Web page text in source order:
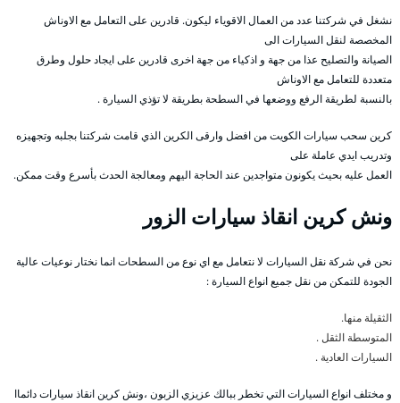
نشغل في شركتنا عدد من العمال الاقوياء ليكون. قادرين على التعامل مع الاوناش
المخصصة لنقل السيارات الى
الصيانة والتصليح عذا من جهة و اذكياء من جهة اخرى قادرين على ايجاد حلول وطرق
متعددة للتعامل مع الاوناش
بالنسبة لطريقة الرفع ووضعها في السطحة بطريقة لا تؤذي السيارة .
كرين سحب سيارات الكويت من افضل وارقى الكرين الذي قامت شركتنا بجلبه وتجهيزه
وتدريب ايدي عاملة على
العمل عليه بحيث يكونون متواجدين عند الحاجة اليهم ومعالجة الحدث بأسرع وقت ممكن.
ونش كرين انقاذ سيارات الزور
نحن في شركة نقل السيارات لا نتعامل مع اي نوع من السطحات انما نختار نوعيات عالية
الجودة للتمكن من نقل جميع انواع السيارة :
الثقيلة منها.
المتوسطة الثقل .
السيارات العادية .
و مختلف انواع السيارات التي تخطر ببالك عزيزي الزبون ،ونش كرين انقاذ سيارات دائماا